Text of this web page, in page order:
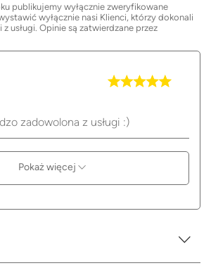
publikujemy wyłącznie zweryfikowane
wyłącznie nasi Klienci, którzy dokonali
usługi. Opinie są zatwierdzane przez
zadowolona z usługi :)
Pokaż więcej